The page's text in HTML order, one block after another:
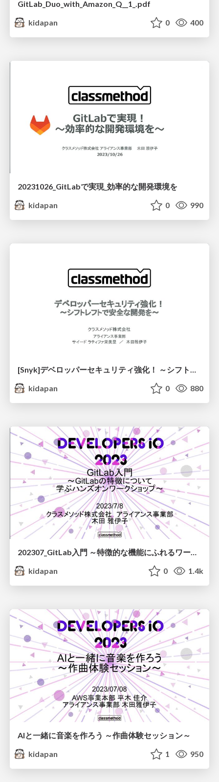
GitLab_Duo_with_Amazon_Q__1_.pdf
kidapan
0 400
20231026_GitLabで実現_効率的な開発環境を
kidapan
0 990
[Snyk]デベロッパーセキュリティ強化！ ～シフトレフトで安全な開発を～
kidapan
0 880
202307_GitLab入門 ～特徴的な機能にふれるワークショップ～
kidapan
0 1.4k
AIと一緒に音楽を作ろう ～作曲体験セッション～
kidapan
1 950